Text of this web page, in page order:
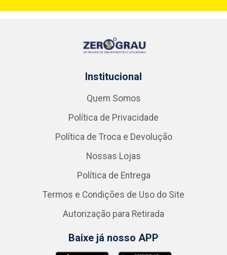
Institucional
Quem Somos
Política de Privacidade
Política de Troca e Devolução
Nossas Lojas
Política de Entrega
Termos e Condições de Uso do Site
Autorização para Retirada
Baixe já nosso APP